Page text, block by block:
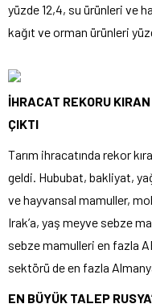
yüzde 12,4, su ürünleri ve
kağıt ve orman ürünleri
İHRACAT REKORU
ÇIKTI
Tarım ihracatında rekor
geldi. Hububat, bakliyat,
ve hayvansal mamuller,
Irak’a, yaş meyve sebze
sebze mamulleri en fazla
sektörü de en fazla
EN BÜYÜK TALEP